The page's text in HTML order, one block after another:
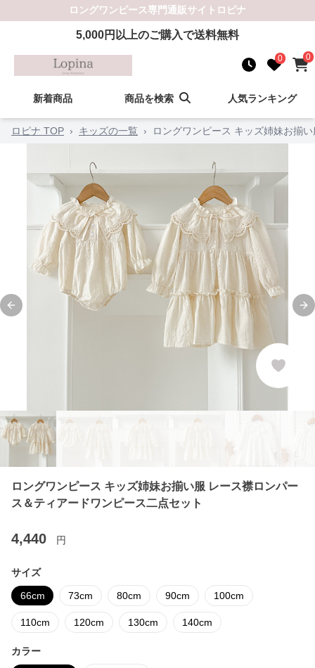
ロングワンピース専門通販サイト ロピナ
5,000円以上のご購入で送料無料
0 0
新着商品 商品を検索 人気ランキング
ロピナ TOP › キッズの一覧 › ロングワンピース キッズ姉妹お揃
Previous slide
ロングワンピース キッズ姉妹お揃い服 レース襟ロンパー
ス＆ティアードワンピース二点セット
4,440 円
サイズ
66cm 73cm 80cm 90cm 100cm
110cm 120cm 130cm 140cm
カラー